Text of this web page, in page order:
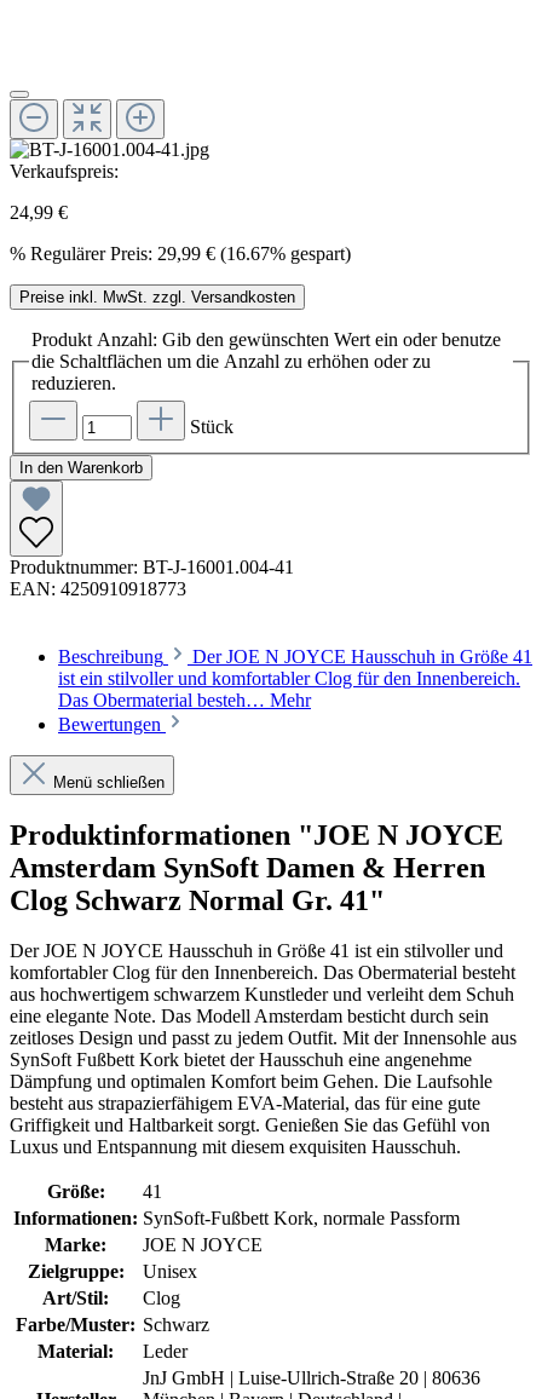
Verkaufspreis:
24,99 €
% Regulärer Preis: 29,99 € (16.67% gespart)
Preise inkl. MwSt. zzgl. Versandkosten
Produkt Anzahl: Gib den gewünschten Wert ein oder benutze
die Schaltflächen um die Anzahl zu erhöhen oder zu
reduzieren.
Stück
In den Warenkorb
Produktnummer: BT-J-16001.004-41
EAN: 4250910918773
Beschreibung
Der JOE N JOYCE Hausschuh in Größe 41
ist ein stilvoller und komfortabler Clog für den Innenbereich.
Das Obermaterial besteh… Mehr
Bewertungen
Menü schließen
Produktinformationen "JOE N JOYCE
Amsterdam SynSoft Damen & Herren
Clog Schwarz Normal Gr. 41"
Der JOE N JOYCE Hausschuh in Größe 41 ist ein stilvoller und
komfortabler Clog für den Innenbereich. Das Obermaterial besteht
aus hochwertigem schwarzem Kunstleder und verleiht dem Schuh
eine elegante Note. Das Modell Amsterdam besticht durch sein
zeitloses Design und passt zu jedem Outfit. Mit der Innensohle aus
SynSoft Fußbett Kork bietet der Hausschuh eine angenehme
Dämpfung und optimalen Komfort beim Gehen. Die Laufsohle
besteht aus strapazierfähigem EVA-Material, das für eine gute
Griffigkeit und Haltbarkeit sorgt. Genießen Sie das Gefühl von
Luxus und Entspannung mit diesem exquisiten Hausschuh.
Größe:
41
Informationen: SynSoft-Fußbett Kork, normale Passform
Marke:
JOE N JOYCE
Zielgruppe:
Unisex
Art/Stil:
Clog
Farbe/Muster: Schwarz
Material:
Leder
JnJ GmbH | Luise-Ullrich-Straße 20 | 80636